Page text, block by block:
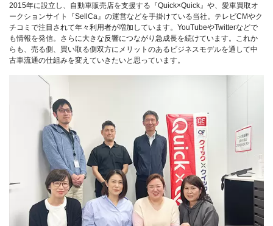
2015年に設立し、自動車販売店を支援する『Quick×Quick』や、愛車買取オ
ークションサイト『SellCa』の運営などを手掛けている当社。テレビCMやク
チコミで注目されて年々利用者が増加しています。YouTubeやTwitterなどで
も情報を発信。さらに大きな反響につながり急成長を続けています。これか
らも、売る側、買い取る側双方にメリットのあるビジネスモデルを通して中
古車流通の仕組みを変えていきたいと思っています。